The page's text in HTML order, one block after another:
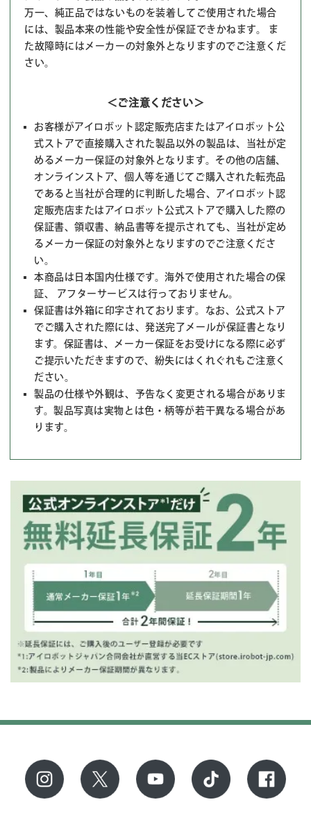
万一、純正品ではないものを装着してご使用された場合
には、製品本来の性能や安全性が保証できかねます。 ま
た故障時にはメーカーの対象外となりますのでご注意くだ
さい。
＜ご注意ください＞
お客様がアイロボット認定販売店またはアイロボット公
式ストアで直接購入された製品以外の製品は、当社が定
めるメーカー保証の対象外となります。その他の店舗、
オンラインストア、個人等を通じてご購入された転売品
であると当社が合理的に判断した場合、アイロボット認
定販売店またはアイロボット公式ストアで購入した際の
保証書、領収書、納品書等を提示されても、当社が定め
るメーカー保証の対象外となりますのでご注意くださ
い。
本商品は日本国内仕様です。海外で使用された場合の保
証、 アフターサービスは行っておりません。
保証書は外箱に印字されております。なお、公式ストア
でご購入された際には、発送完了メールが保証書となり
ます。保証書は、メーカー保証をお受けになる際に必ず
ご提示いただきますので、紛失にはくれぐれもご注意く
ださい。
製品の仕様や外観は、予告なく変更される場合がありま
す。製品写真は実物とは色・柄等が若干異なる場合があ
ります。